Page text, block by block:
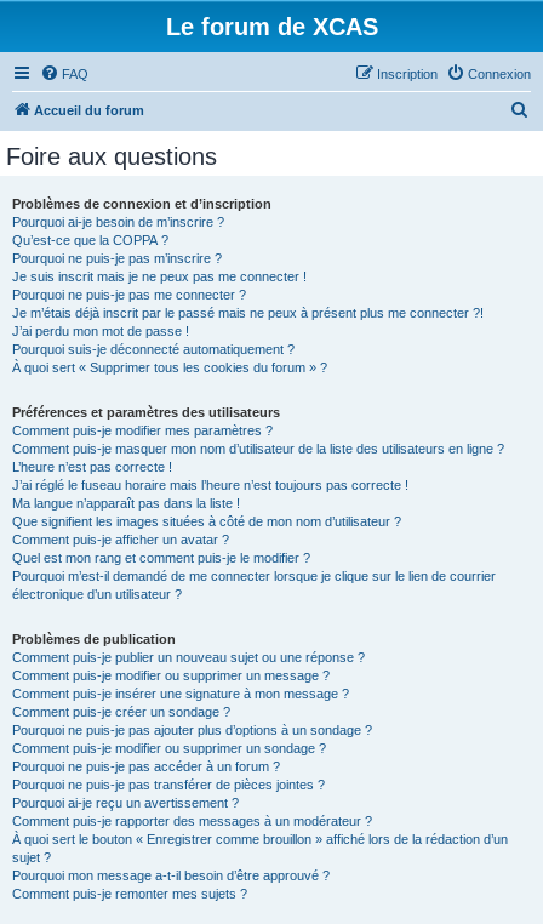
Le forum de XCAS
FAQ Connexion
Inscription
Accueil du forum
Foire aux questions
Problèmes de connexion et d’inscription
Pourquoi ai-je besoin de m’inscrire ?
Qu’est-ce que la COPPA ?
Pourquoi ne puis-je pas m’inscrire ?
Je suis inscrit mais je ne peux pas me connecter !
Pourquoi ne puis-je pas me connecter ?
Je m’étais déjà inscrit par le passé mais ne peux à présent plus me connecter ?!
J’ai perdu mon mot de passe !
Pourquoi suis-je déconnecté automatiquement ?
À quoi sert « Supprimer tous les cookies du forum » ?
Préférences et paramètres des utilisateurs
Comment puis-je modifier mes paramètres ?
Comment puis-je masquer mon nom d’utilisateur de la liste des utilisateurs en ligne ?
L’heure n’est pas correcte !
J’ai réglé le fuseau horaire mais l’heure n’est toujours pas correcte !
Ma langue n’apparaît pas dans la liste !
Que signifient les images situées à côté de mon nom d’utilisateur ?
Comment puis-je afficher un avatar ?
Quel est mon rang et comment puis-je le modifier ?
Pourquoi m’est-il demandé de me connecter lorsque je clique sur le lien de courrier
électronique d’un utilisateur ?
Problèmes de publication
Comment puis-je publier un nouveau sujet ou une réponse ?
Comment puis-je modifier ou supprimer un message ?
Comment puis-je insérer une signature à mon message ?
Comment puis-je créer un sondage ?
Pourquoi ne puis-je pas ajouter plus d’options à un sondage ?
Comment puis-je modifier ou supprimer un sondage ?
Pourquoi ne puis-je pas accéder à un forum ?
Pourquoi ne puis-je pas transférer de pièces jointes ?
Pourquoi ai-je reçu un avertissement ?
Comment puis-je rapporter des messages à un modérateur ?
À quoi sert le bouton « Enregistrer comme brouillon » affiché lors de la rédaction d’un
sujet ?
Pourquoi mon message a-t-il besoin d’être approuvé ?
Comment puis-je remonter mes sujets ?